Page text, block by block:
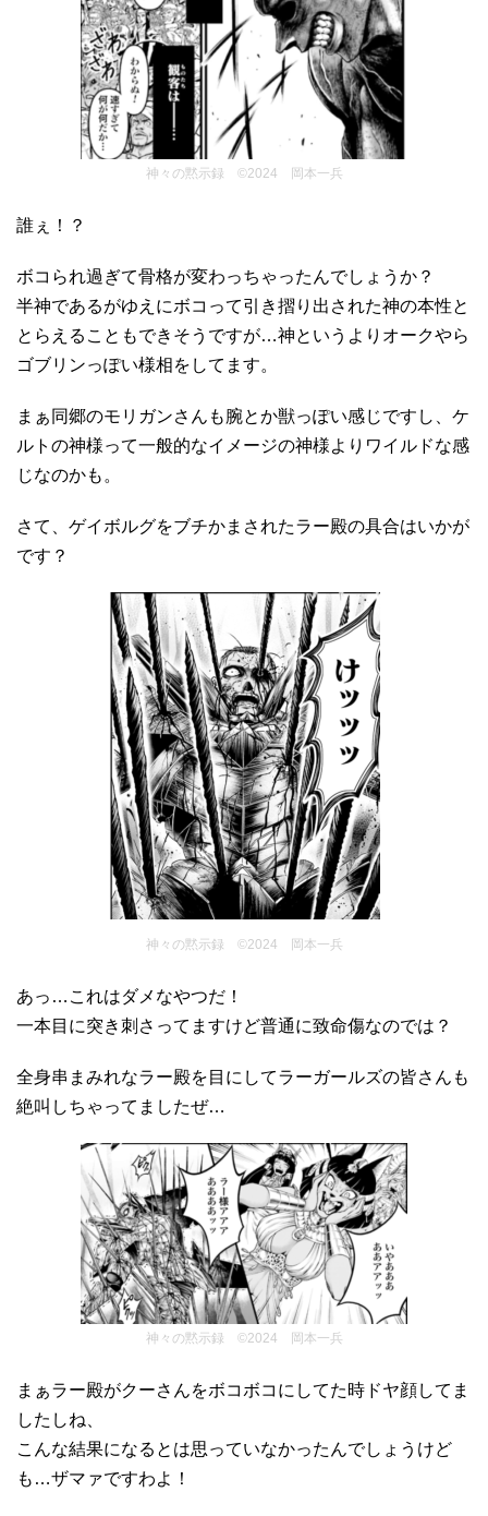
神々の黙示録 ©2024 岡本一兵
誰ぇ！？
ボコられ過ぎて骨格が変わっちゃったんでしょうか？
半神であるがゆえにボコって引き摺り出された神の本性と
とらえることもできそうですが…神というよりオークやら
ゴブリンっぽい様相をしてます。
まぁ同郷のモリガンさんも腕とか獣っぽい感じですし、ケ
ルトの神様って一般的なイメージの神様よりワイルドな感
じなのかも。
さて、ゲイボルグをブチかまされたラー殿の具合はいかが
です？
神々の黙示録 ©2024 岡本一兵
あっ…これはダメなやつだ！
一本目に突き刺さってますけど普通に致命傷なのでは？
全身串まみれなラー殿を目にしてラーガールズの皆さんも
絶叫しちゃってましたぜ…
神々の黙示録 ©2024 岡本一兵
まぁラー殿がクーさんをボコボコにしてた時ドヤ顔してま
したしね、
こんな結果になるとは思っていなかったんでしょうけど
も…ザマァですわよ！